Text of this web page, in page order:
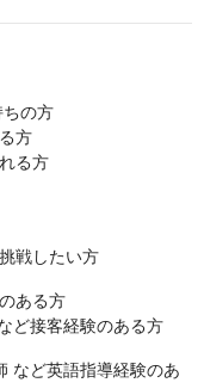
ちの方
方
る方
戦したい方
ある方
ど接客経験のある方
など英語指導経験のあ